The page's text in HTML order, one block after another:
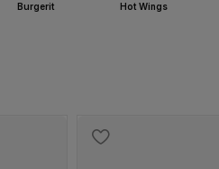
Burgerit Hot Wings